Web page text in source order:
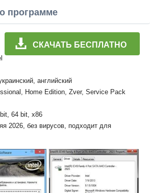
программе
СКАЧАТЬ БЕСПЛАТНО
английский
Home Edition, Zver, Service Pack
64 bit, x86
2026, без вирусов, подходит для